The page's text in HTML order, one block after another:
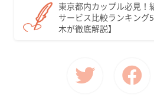
東京都内カップル必見！
サービス比較ランキング
木が徹底解説】